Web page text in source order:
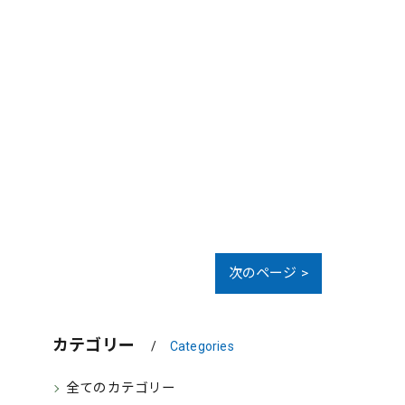
次のページ >
カテゴリー Categories
全てのカテゴリー